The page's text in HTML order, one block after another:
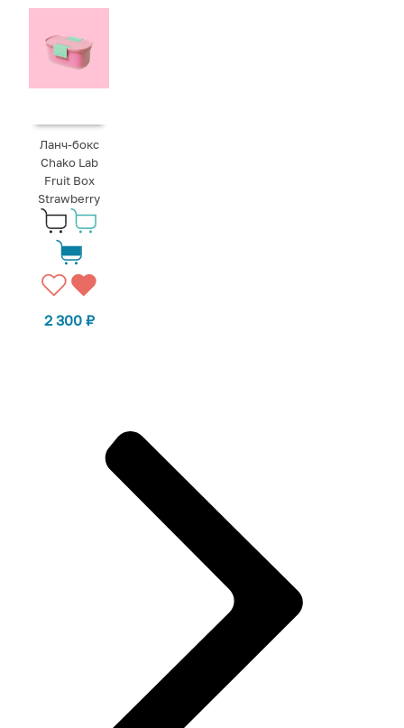
Ланч-бокс
Chako Lab
Fruit Box
Strawberry
2 300 ₽